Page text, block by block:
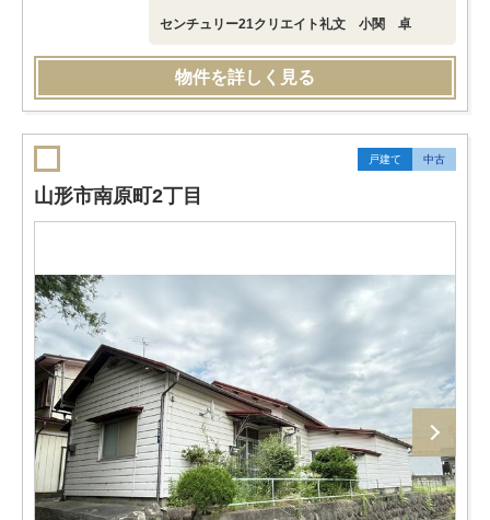
センチュリー21クリエイト礼文 小関 卓
物件を詳しく見る
戸建て 中古
山形市南原町2丁目